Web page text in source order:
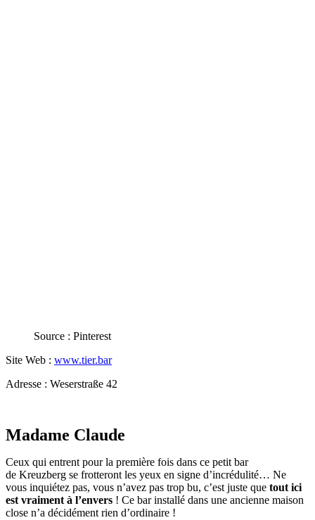
Source : Pinterest
Site Web : www.tier.bar
Adresse : Weserstraße 42
Madame Claude
Ceux qui entrent pour la première fois dans ce petit bar
de Kreuzberg se frotteront les yeux en signe d’incrédulité… Ne
vous inquiétez pas, vous n’avez pas trop bu, c’est juste que tout ici
est vraiment à l’envers ! Ce bar installé dans une ancienne maison
close n’a décidément rien d’ordinaire !